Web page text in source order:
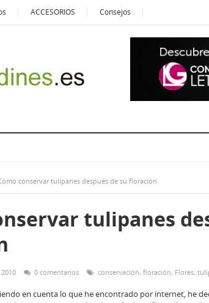
ACCESORIOS Consejos
conservar tulipanes después de su floración
tulipanes
0 comentarios conservación, floración, Flores,
en cuenta lo que he encontrado por internet, he